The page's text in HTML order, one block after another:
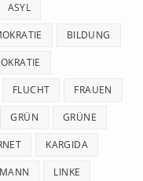
ASYL
BILDUNG
FLUCHT FRAUEN
GRÜN GRÜNE
KARGIDA
LINKE